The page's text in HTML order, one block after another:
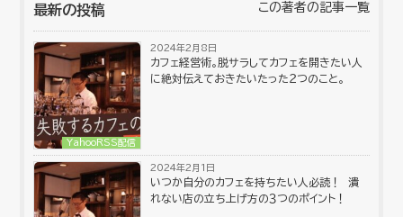
最新の投稿 この著者の記事一覧
YahooRSS配信
2024年2月8日
カフェ経営術。脱サラしてカフェを開きたい人
に絶対伝えておきたいたった２つのこと。
2024年2月1日
いつか自分のカフェを持ちたい人必読！ 潰
れない店の立ち上げ方の３つのポイント！